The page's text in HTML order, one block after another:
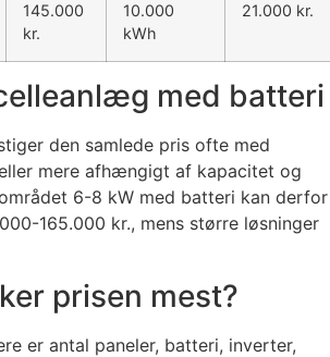
145.000
kr.
10.000
kWh
21.000 kr.
med batteri
den samlede pris ofte med
mere afhængigt af kapacitet og
6-8 kW med batteri kan derfor
165.000 kr., mens større løsninger
prisen mest?
er antal paneler, batteri, inverter,